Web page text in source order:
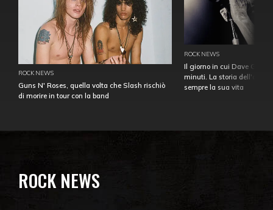
ROCK NEWS
Guns N' Roses, quella volta che Slash rischiò
di morire in tour con la band
ROCK NEWS
Il giorno in cui Dave
minuti. La storia
sempre la sua vita
ROCK NEWS